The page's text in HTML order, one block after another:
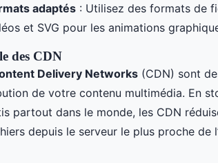
adaptés : Utilisez des formats de
et SVG pour les animations
des CDN
Delivery Networks (CDN) sont
de votre contenu multimédia. En
partout dans le monde, les CDN
depuis le serveur le plus proche de